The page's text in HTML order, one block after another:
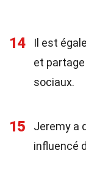
14
Il est
et
sociaux.
15
Jeremy a
influencé